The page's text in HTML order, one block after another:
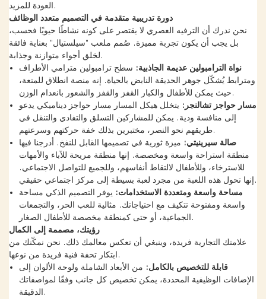
العودة للمزيد.
دورة تدريبية متقدمة في التصميم متعدد الوظائف
نحن ندرك أن الترفيه العصري لا يقتصر على كونه نشاطًا حيويًا فحسب،
بل يجب أن يكون تجربة مميزة. صُمم ملعب "سيلستيال" بعناية فائقة
لخلق أجواء متوازنة وجذابة.
نواة الترامبولين عديمة الجاذبية: سطح ترامبولين مترامي الأطراف
ومترابط يُشكّل جوهر الحديقة النابض بالحياة. إنه منصة انطلاق للمتعة،
حيث يمكن للأطفال والكبار القفز والقفز والشعور بانعدام الوزن.
مسار حواجز تشالنجر: يتخلل هيكل المسار مسار حواجز ديناميكي يدعو
إلى منافسة ودية. يمكن للمشاركين التسلق والتفادي والتنقل في
طريقهم نحو النصر، مختبرين بذلك خفة حركتهم وسرعتهم.
صالة سيرينيتي: ميزة ثورية في تصميمها القابل للنفخ. أدرجنا فيها
منطقة استراحة واسعة ومخصصة. إنها منطقة مريحة للآباء والأمهات
للاسترخاء، وللأطفال لالتقاط أنفاسهم، وللجميع للتواصل الاجتماعي.
إنها تحول هذه اللعبة من مجرد لعبة بسيطة إلى مركز اجتماعي حقيقي.
مساحة واسعة ومتعددة الاستخدامات: يوفر التصميم الذكي مساحة
واسعة ومفتوحة تتكيف مع احتياجاتك. مثالية للعب الحر، والتجمعات
الجماعية، أو حتى كمنطقة مخصصة للأطفال الصغار.
رؤيتك، مصممة إلى الكمال
علامتك التجارية فريدة، وينبغي أن تعكس معالمك ذلك. نحن نمكّنك من
ابتكار تحفة فنية فريدة من نوعها.
قابلة للتخصيص بالكامل: من الأبعاد الشاملة ولوحة الألوان إلى
الإضافات الوظيفية المحددة، يمكن تخصيص كل جانب وفقًا لمواصفاتك
الدقيقة.